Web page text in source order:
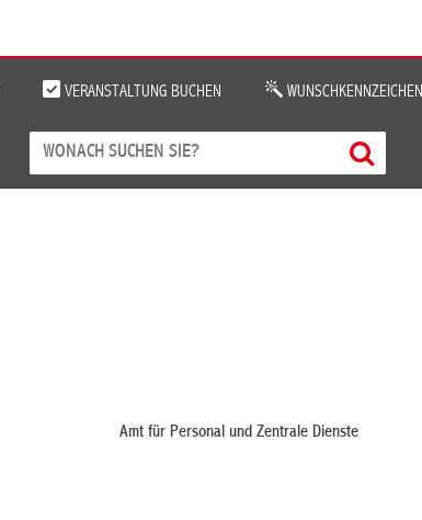
VERANSTALTUNG BUCHEN WUNSCHKENNZEICHEN
Amt für Personal und Zentrale Dienste